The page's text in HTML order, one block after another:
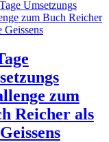
zum
Reicher als